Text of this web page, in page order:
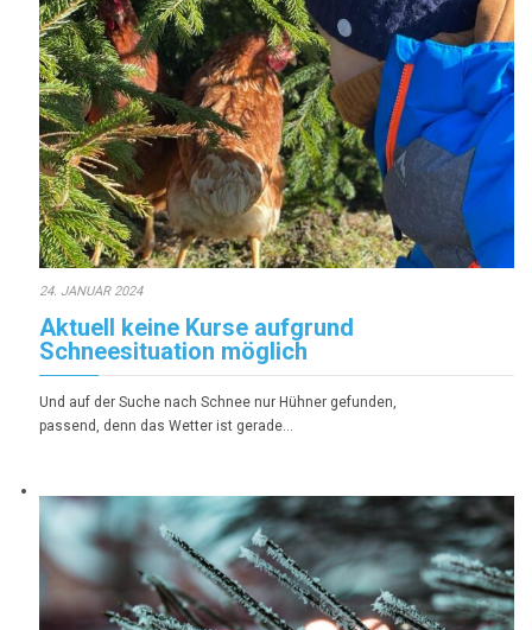
24. JANUAR 2024
Aktuell keine Kurse aufgrund
Schneesituation möglich
Und auf der Suche nach Schnee nur Hühner gefunden,
passend, denn das Wetter ist gerade…